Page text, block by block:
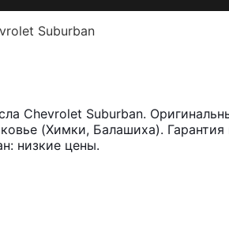
Suburban
Chevrolet Suburban.
(Химки, Балашиха). Гарантия
низкие цены.